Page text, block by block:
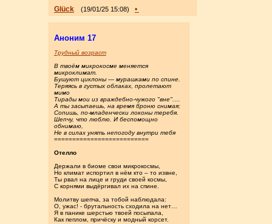
Glück (19/01/25 15:08) •
Аноним 17
Трудный возраст
В твоём микрокосме меняется
микроклимат.
Бушуют циклоны — мурашками по спине.
Теряясь в густых облаках, пролетают
мимо
Тирады мои из враждебно-чужого "вне".…
А ты засыпаешь, на время броню снимая;
Сопишь, по-младенчески локоны теребя.
Шепчу, что люблю. И беспомощно
обнимаю,
Не в силах унять непогоду внутри тебя
==========================
Отелло
Держали в биоме свои микрокосмы,
Но климат испортил в нём кто – то извне,
Ты рвал на лице и груди своей космы,
С корнями выдёргивал их на спине.
Молитву шепча, за тобой наблюдала:
О, ужас! - брутальность сходила на нет…
Я в панике шерстью твоей посыпала,
Как пеплом, причёску и модный корсет.